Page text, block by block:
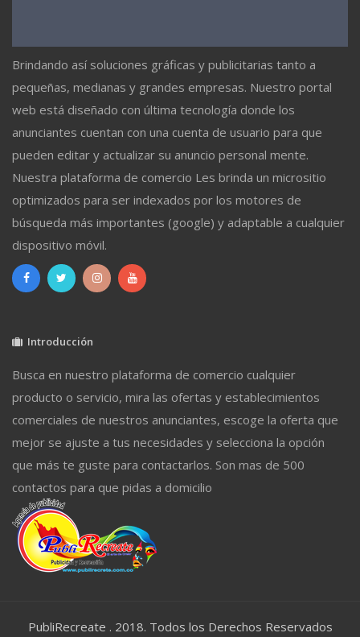
Brindando así soluciones gráficas y publicitarias tanto a
pequeñas, medianas y grandes empresas. Nuestro portal
web está diseñado con última tecnología donde los
anunciantes cuentan con una cuenta de usuario para que
pueden editar y actualizar su anuncio personal mente.
Nuestra plataforma de comercio Les brinda un micrositio
optimizados para ser indexados por los motores de
búsqueda más importantes (google) y adaptable a cualquier
dispositivo móvil.
Introducción
Busca en nuestro plataforma de comercio cualquier
producto o servicio, mira las ofertas y establecimientos
comerciales de nuestros anunciantes, escoge la oferta que
mejor se ajuste a tus necesidades y selecciona la opción
que más te guste para contactarlos. Son mas de 500
contactos para que pidas a domicilio
PubliRecreate . 2018. Todos los Derechos Reservados